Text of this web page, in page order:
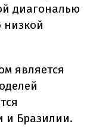
диагональю
низкой
является
и Бразилии.